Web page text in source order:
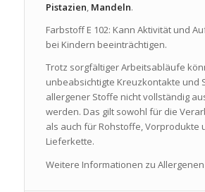
Pistazien, Mandeln.
Farbstoff E 102: Kann Aktivität und
bei Kindern beeinträchtigen.
Trotz sorgfältiger Arbeitsabläufe
unbeabsichtigte Kreuzkontakte und
allergener Stoffe nicht vollständig
werden. Das gilt sowohl für die
als auch für Rohstoffe, Vorprodukte
Lieferkette.
Weitere Informationen zu